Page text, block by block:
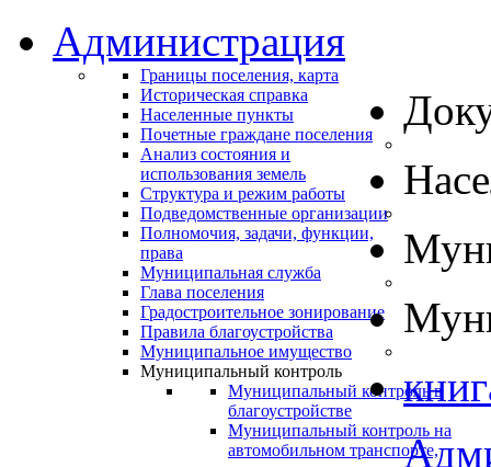
Администрация
Границы поселения, карта
Историческая справка
Населенные пункты
Почетные граждане поселения
Анализ состояния и
использования земель
Структура и режим работы
Подведомственные организации
Полномочия, задачи, функции,
права
Муниципальная служба
Глава поселения
Градостроительное зонирование
Правила благоустройства
Муниципальное имущество
Муниципальный контроль
Муниципальный контроль в
благоустройстве
Муниципальный контроль на
автомобильном транспорте,